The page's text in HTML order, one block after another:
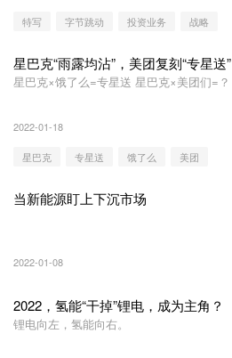
特写 字节跳动 投资业务 战略
星巴克“雨露均沾”，美团复刻“专星送”
星巴克×饿了么=专星送 星巴克×美团们=？
2022-01-18
星巴克 专星送 饿了么 美团
当新能源盯上下沉市场
2022-01-08
2022，氢能“干掉”锂电，成为主角？
锂电向左，氢能向右。